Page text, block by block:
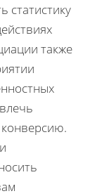
статистику
также